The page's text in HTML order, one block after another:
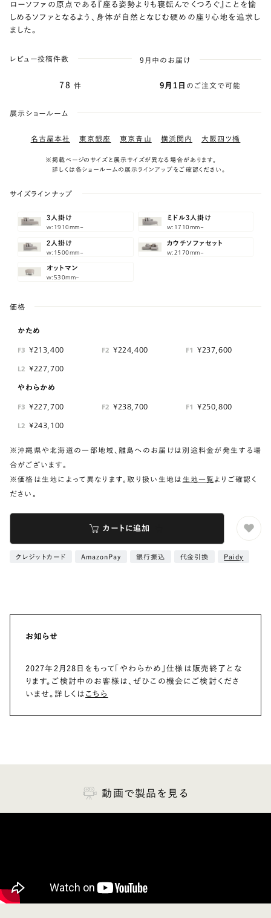
ローソファの原点である『座る姿勢よりも寝転んでくつろぐ』ことを愉
しめるソファとなるよう、身体が自然となじむ硬めの座り心地を追求し
ました。
レビュー投稿件数
78 件
9月中のお届け
9月1日 のご注文で可能
展示ショールーム
名古屋本社 東京銀座 東京青山 横浜関内 大阪四ツ橋
※掲載ページのサイズと展示サイズが異なる場合があります。
詳しくは各ショールームの展示ラインアップをご確認ください。
サイズラインナップ
3人掛け
w:1910mm~
ミドル3人掛け
w:1710mm~
2人掛け
w:1500mm~
カウチソファセット
w:2170mm~
オットマン
w:530mm~
価格
かため
F3 ¥213,400 F2 ¥224,400 F1 ¥237,600
L2 ¥227,700
やわらかめ
F3 ¥227,700 F2 ¥238,700 F1 ¥250,800
L2 ¥243,100
※沖縄県や北海道の一部地域、離島へのお届けは別途料金が発生する場
合がございます。
※価格は生地によって異なります。取り扱い生地は 生地一覧よりご確認く
ださい。
カートに追加
クレジットカード AmazonPay 銀行振込 代金引換 Paidy
お知らせ
2027年2月28日をもって「やわらかめ」仕様は販売終了とな
ります。ご検討中のお客様は、ぜひこの機会にご検討くださ
いませ。詳しくは こちら
動画で製品を見る